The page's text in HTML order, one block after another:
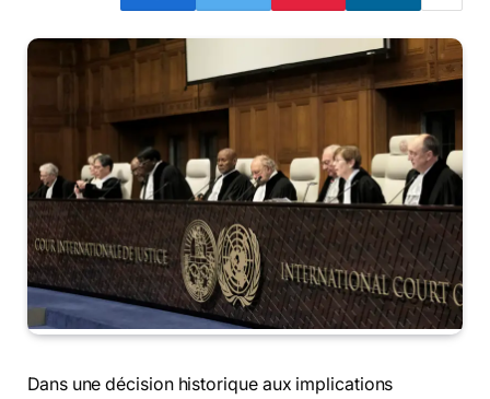
Dans une décision historique aux implications